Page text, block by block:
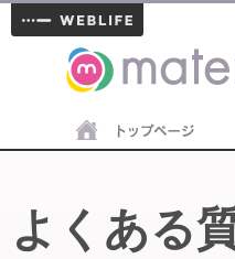
materials
よくある